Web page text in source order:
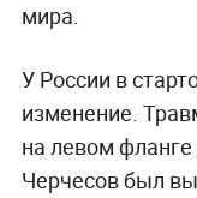
мира.
У России в
изменение.
на левом
Черчесов был